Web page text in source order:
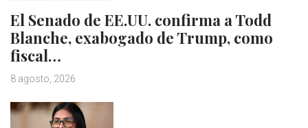
El Senado de EE.UU. confirma a Todd
Blanche, exabogado de Trump, como
fiscal…
8 agosto, 2026